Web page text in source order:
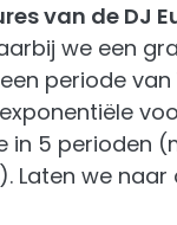
van de DJ
we een
periode van
in 5 perioden
Laten we